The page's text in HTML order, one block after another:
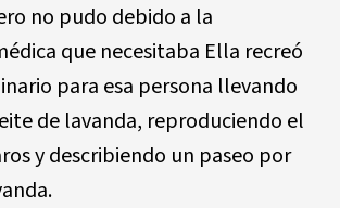
no pudo debido a la
que necesitaba Ella recreó
para esa persona llevando
de lavanda, reproduciendo el
y describiendo un paseo por